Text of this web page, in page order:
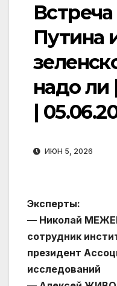
Путина
надо
|
ИЮН 5, 2026
Эксперты:
— Николай
сотрудник
президент
исследований